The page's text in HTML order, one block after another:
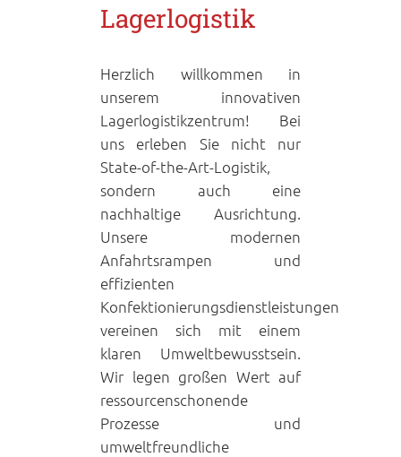
Lagerlogistik
Herzlich willkommen in
unserem innovativen
Lagerlogistikzentrum! Bei
uns erleben Sie nicht nur
State-of-the-Art-Logistik,
sondern auch eine
nachhaltige Ausrichtung.
Unsere modernen
Anfahrtsrampen und
effizienten
Konfektionierungsdienstleistungen
vereinen sich mit einem
klaren Umweltbewusstsein.
Wir legen großen Wert auf
ressourcenschonende
Prozesse und
umweltfreundliche